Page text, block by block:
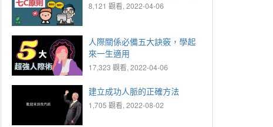
8,121 觀看, 2022-04-06
人際關係必備五大訣竅，學起
來一生適用
17,323 觀看, 2022-04-06
建立成功人脈的正確方法
1,705 觀看, 2022-08-02